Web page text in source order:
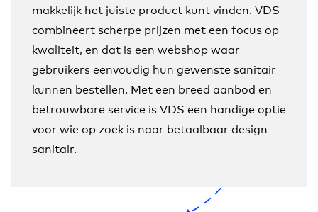
makkelijk het juiste product kunt vinden. VDS
combineert scherpe prijzen met een focus op
kwaliteit, en dat is een webshop waar
gebruikers eenvoudig hun gewenste sanitair
kunnen bestellen. Met een breed aanbod en
betrouwbare service is VDS een handige optie
voor wie op zoek is naar betaalbaar design
sanitair.